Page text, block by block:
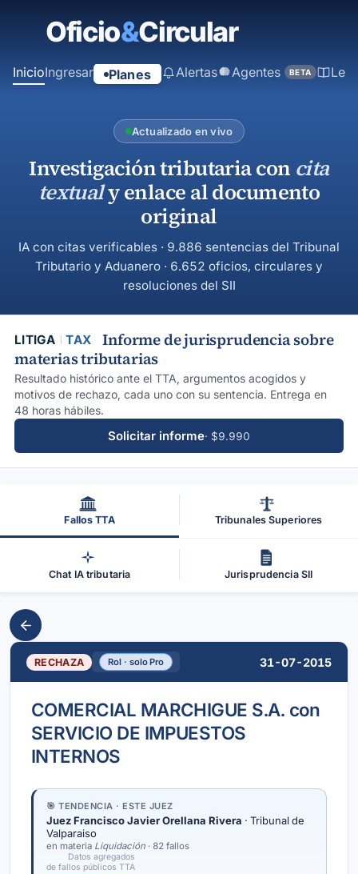
principal
InicioIngresar Planes Alertas Agentes BETA
Actualizado en vivo
Investigación tributaria con cita
textualy enlace al documento
original
IA con citas verificables · 9.886 sentencias del Tribunal
Tributario y Aduanero · 6.652 oficios, circulares y
resoluciones del SII
LITIGA TAX
Informe de jurisprudencia sobre
materias tributarias
Resultado histórico ante el TTA, argumentos acogidos y
motivos de rechazo, cada uno con su sentencia. Entrega en
48 horas hábiles.
Solicitar informe· $9.990
Fallos TTA Tribunales Superiores
Chat IA tributaria Jurisprudencia SII
RECHAZA Rol · solo Pro 31-07-2015
COMERCIAL MARCHIGUE S.A. con
SERVICIO DE IMPUESTOS
INTERNOS
🎯 TENDENCIA · ESTE JUEZ
Juez Francisco Javier Orellana Rivera · Tribunal de
Valparaiso
en materia Liquidación · 82 fallos
Datos agregados
de fallos públicos TTA